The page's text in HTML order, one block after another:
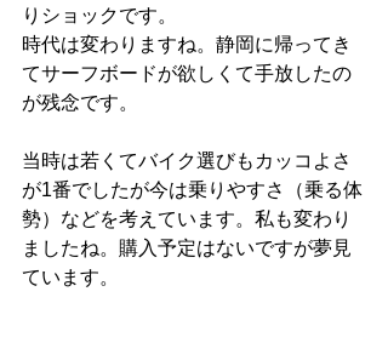
りショックです。
時代は変わりますね。静岡に帰ってき
てサーフボードが欲しくて手放したの
が残念です。
当時は若くてバイク選びもカッコよさ
が1番でしたが今は乗りやすさ（乗る体
勢）などを考えています。私も変わり
ましたね。購入予定はないですが夢見
ています。